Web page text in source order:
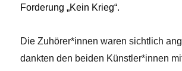
Forderung „Kein Krieg“.
Die Zuhörer*innen waren sichtlich
dankten den beiden Künstler*innen